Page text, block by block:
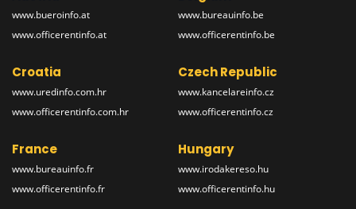
www.bueroinfo.at
www.officerentinfo.at
www.bureauinfo.be
www.officerentinfo.be
Croatia
www.uredinfo.com.hr
www.officerentinfo.com.hr
Czech Republic
www.kancelareinfo.cz
www.officerentinfo.cz
France
www.bureauinfo.fr
www.officerentinfo.fr
Hungary
www.irodakereso.hu
www.officerentinfo.hu